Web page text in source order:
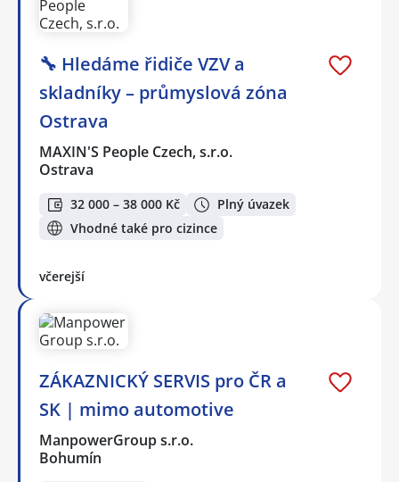
🔧 Hledáme řidiče VZV a
skladníky – průmyslová zóna
Ostrava
MAXIN'S People Czech, s.r.o.
Ostrava
32 000 – 38 000 Kč
Plný úvazek
Vhodné také pro cizince
včerejší
ZÁKAZNICKÝ SERVIS pro ČR a
SK | mimo automotive
ManpowerGroup s.r.o.
Bohumín